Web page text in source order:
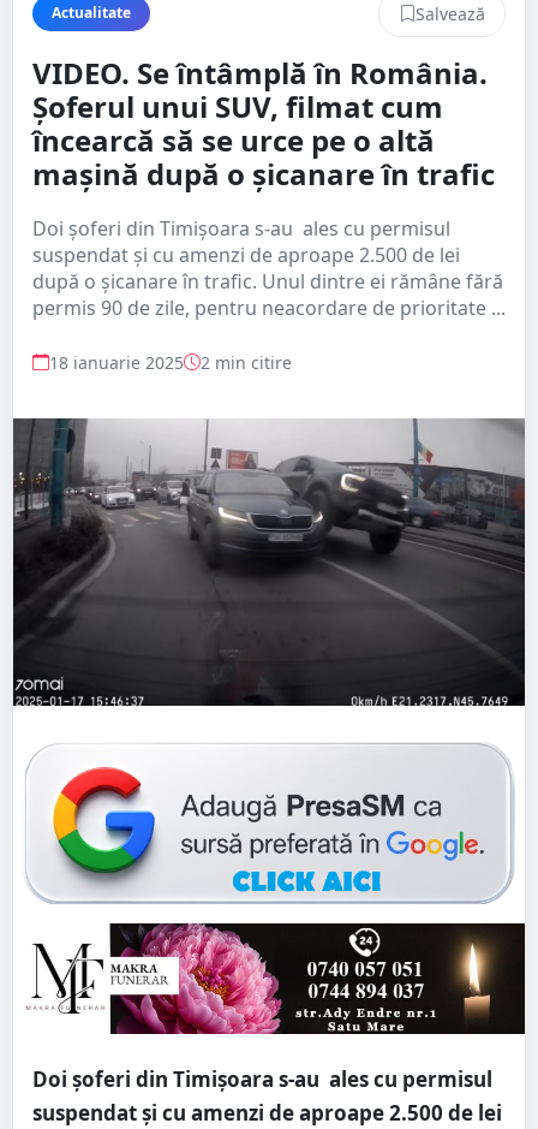
Actualitate Salvează
VIDEO. Se întâmplă în România.
Şoferul unui SUV, filmat cum
încearcă să se urce pe o altă
mașină după o şicanare în trafic
Doi şoferi din Timişoara s-au ales cu permisul
suspendat şi cu amenzi de aproape 2.500 de lei
după o şicanare în trafic. Unul dintre ei rămâne fără
permis 90 de zile, pentru neacordare de prioritate ...
18 ianuarie 2025 2 min citire
Doi şoferi din Timişoara s-au ales cu permisul
suspendat şi cu amenzi de aproape 2.500 de lei